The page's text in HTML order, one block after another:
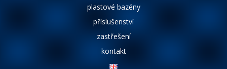
plastové bazény
příslušenství
zastřešení
kontakt